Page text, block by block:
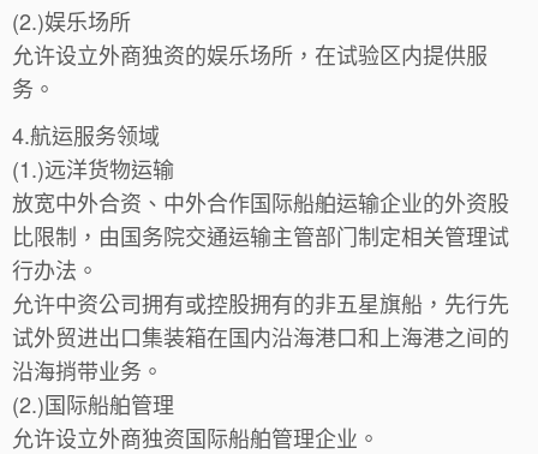
(2.)娱乐场所
允许设立外商独资的娱乐场所，在试验区内提供服
务。
4.航运服务领域
(1.)远洋货物运输
放宽中外合资、中外合作国际船舶运输企业的外资股
比限制，由国务院交通运输主管部门制定相关管理试
行办法。
允许中资公司拥有或控股拥有的非五星旗船，先行先
试外贸进出口集装箱在国内沿海港口和上海港之间的
沿海捎带业务。
(2.)国际船舶管理
允许设立外商独资国际船舶管理企业。